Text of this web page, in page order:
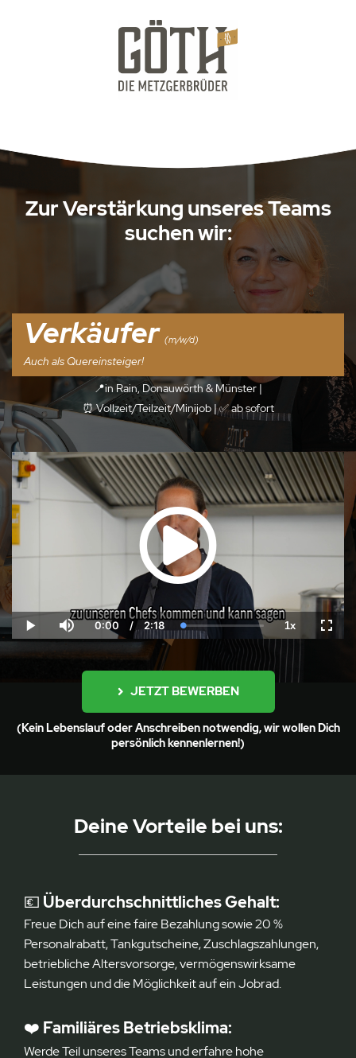
Zur Verstärkung unseres Teams
suchen wir:
Verkäufer (m/w/d)
Auch als Quereinsteiger!
📍in Rain, Donauwörth & Münster |
⏰ Vollzeit/Teilzeit/Minijob | ✅ ab sofort
Play Mute
Current
Time
0:00 / Duration
2:18 Loaded:
0.00%
1xPlayback
Rate
JETZT BEWERBEN
(Kein Lebenslauf oder Anschreiben notwendig, wir wollen Dich
persönlich kennenlernen!)
Deine Vorteile bei uns:
💶 Überdurchschnittliches Gehalt:
Freue Dich auf eine faire Bezahlung sowie 20 %
Personalrabatt, Tankgutscheine, Zuschlagszahlungen,
betriebliche Altersvorsorge, vermögenswirksame
Leistungen und die Möglichkeit auf ein Jobrad.
❤️ Familiäres Betriebsklima:
Werde Teil unseres Teams und erfahre hohe